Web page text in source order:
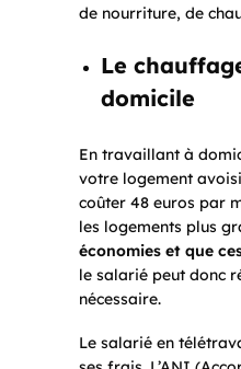
de nourriture, de
Le
domicile
En travaillant à
votre logement
coûter 48 euros par
les logements plus
économies et que
le salarié peut donc
nécessaire.
Le salarié en